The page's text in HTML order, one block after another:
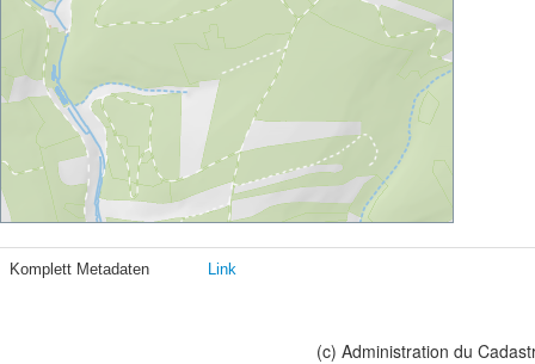
Komplett Metadaten Link
(c) Administration du